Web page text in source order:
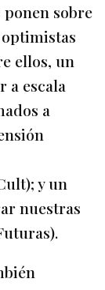
ponen sobre
ellos, un
escala
a
y un
nuestras